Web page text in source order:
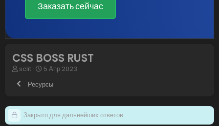
Заказать сейчас
CSS BOSS RUST
А
т
т
е
sclit
Д
т
а
5 Апр 2023
Ресурсы
Закрыто для дальнейших ответов.